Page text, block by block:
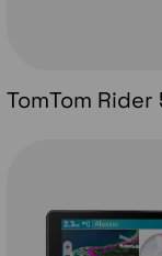
TomTom Rider